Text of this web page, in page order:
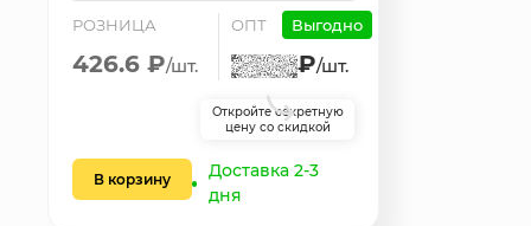
РОЗНИЦА
426.6 ₽/шт.
ОПТ Выгодно
₽/шт.
Откройте секретную
цену со скидкой
В корзину
Доставка 2-3
дня